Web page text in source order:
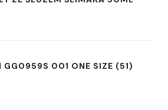
GG0959S 001 ONE SIZE (51)